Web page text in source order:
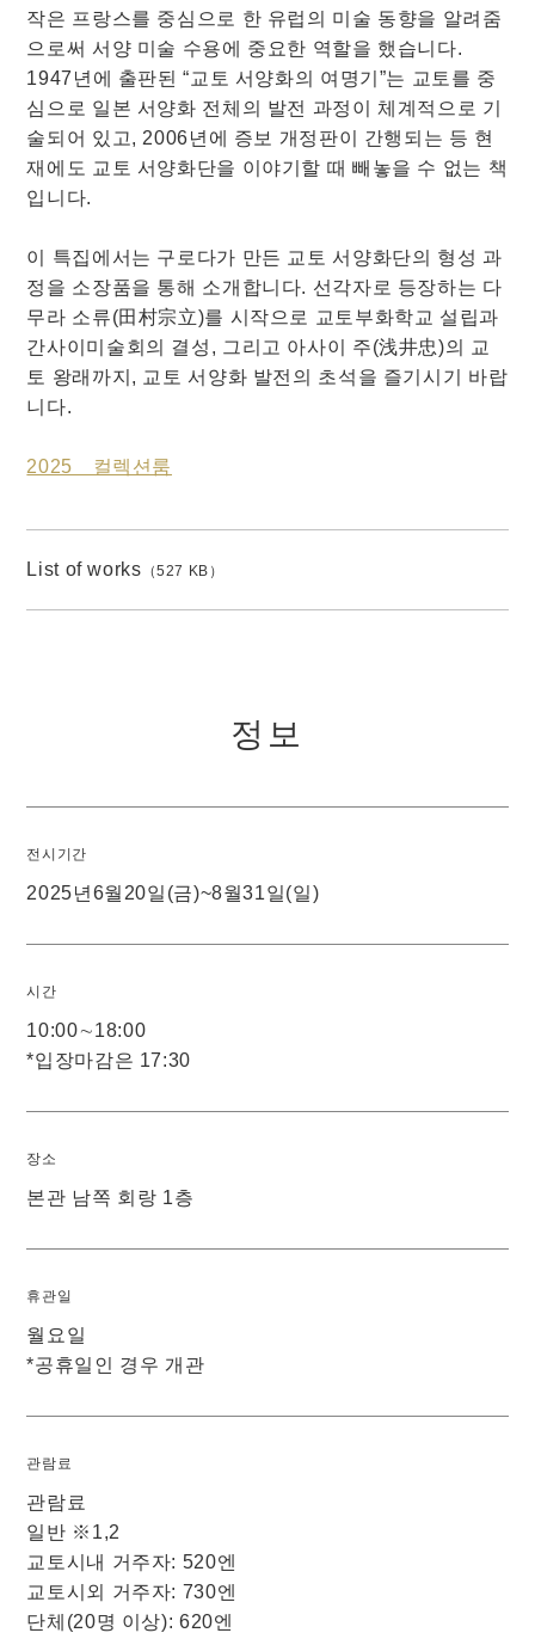
작은 프랑스를 중심으로 한 유럽의 미술 동향을 알려줌
으로써 서양 미술 수용에 중요한 역할을 했습니다.
1947년에 출판된 “교토 서양화의 여명기”는 교토를 중
심으로 일본 서양화 전체의 발전 과정이 체계적으로 기
술되어 있고, 2006년에 증보 개정판이 간행되는 등 현
재에도 교토 서양화단을 이야기할 때 빼놓을 수 없는 책
입니다.
이 특집에서는 구로다가 만든 교토 서양화단의 형성 과
정을 소장품을 통해 소개합니다. 선각자로 등장하는 다
무라 소류(田村宗立)를 시작으로 교토부화학교 설립과
간사이미술회의 결성, 그리고 아사이 주(浅井忠)의 교
토 왕래까지, 교토 서양화 발전의 초석을 즐기시기 바랍
니다.
2025 컬렉션룸
List of works （527 KB）
정보
전시기간
2025년6월20일(금)~8월31일(일)
시간
10:00∼18:00
*입장마감은 17:30
장소
본관 남쪽 회랑 1층
휴관일
월요일
*공휴일인 경우 개관
관람료
관람료
일반 ※1,2
교토시내 거주자: 520엔
교토시외 거주자: 730엔
단체(20명 이상): 620엔